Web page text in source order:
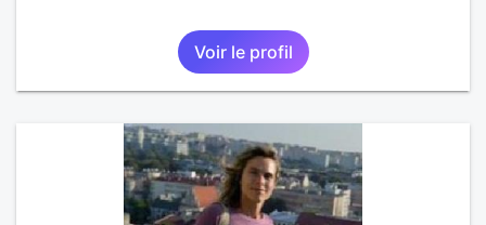
Voir le profil